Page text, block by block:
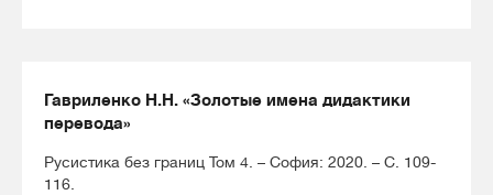
Гавриленко Н.Н. «Золотые имена дидактики
перевода»
Русистика без границ Том 4. – София: 2020. – С. 109-
116.